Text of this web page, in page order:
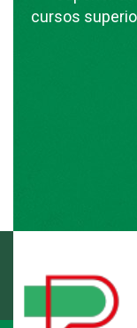
cursos